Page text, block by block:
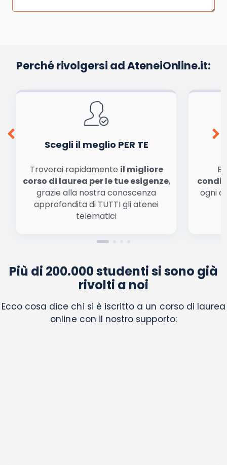
La tua email sarà utilizzata per comunicarti se qualcuno risponde al tuo commento
Ho letto e acconsento l'
Acconsento all'uso dei miei dati da parte di terzi per
finalità di marketing diretto con modalità
conferma e pubblica
Perché rivolgersi ad AteneiOnline.it:
Scegli il meglio PER TE
Troverai rapidamente il migliore
corso di laurea per le tue esigenze,
grazie alla nostra conoscenza
approfondita di TUTTI gli atenei
telematici
ogni
Più di 200.000 studenti si sono già
rivolti a noi
Ecco cosa dice chi si è iscritto a un corso di laurea
online con il nostro supporto: